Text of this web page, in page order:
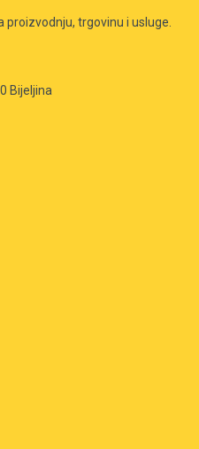
proizvodnju, trgovinu i usluge.
Bijeljina